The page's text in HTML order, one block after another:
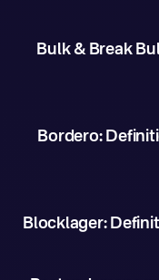
Bulk & Break
Bordero:
Blocklager: